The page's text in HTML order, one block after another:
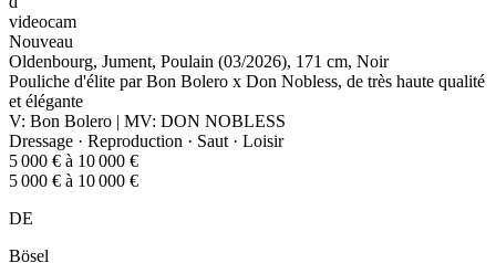
videocam
Nouveau
Oldenbourg, Jument, Poulain (03/2026), 171 cm, Noir
Pouliche d'élite par Bon Bolero x Don Nobless, de très haute qualité
et élégante
V: Bon Bolero | MV: DON NOBLESS
Dressage · Reproduction · Saut · Loisir
5 000 € à 10 000 €
5 000 € à 10 000 €
DE
Bösel